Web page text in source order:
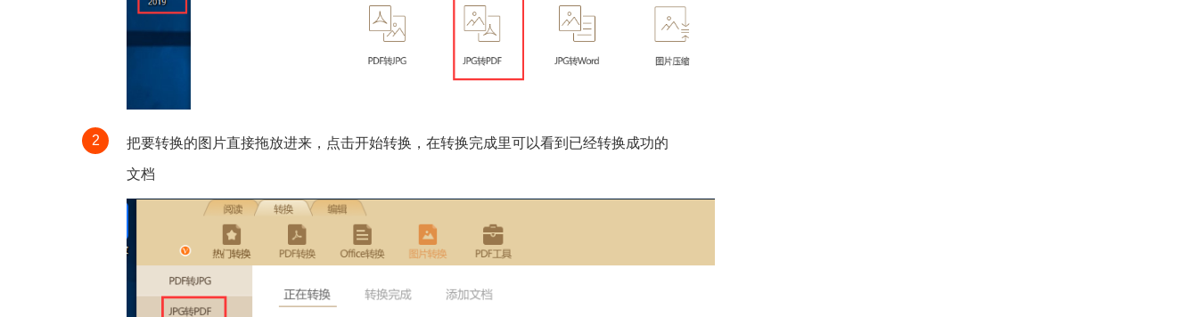
2 把要转换的图片直接拖放进来，点击开始转换，在转换完成里可以看到已经转换成功的
文档